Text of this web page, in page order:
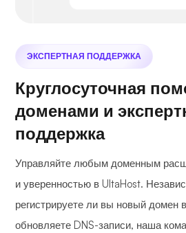
ЭКСПЕРТНАЯ ПОДДЕРЖКА
Круглосуточная
доменами и
поддержка
Управляйте любым доменным
и уверенностью в UltaHost.
регистрируете ли вы новый домен
обновляете DNS-записи, наша